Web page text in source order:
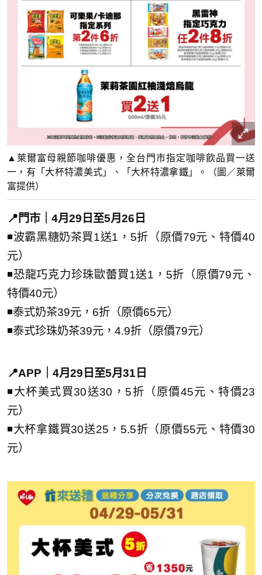
▲萊爾富母親節咖啡優惠，全台門市指定咖啡飲品買一送
一，有「大杯特濃美式」、「大杯特濃拿鐵」。（圖／萊爾
富提供）
📍門市｜4月29日至5月26日
◾波霸黑糖奶茶買1送1，5折（原價79元、特價40
元）
◾恐龍巧克力珍珠歐蕾買1送1，5折（原價79元、
特價40元）
◾泰式奶茶39元，6折（原價65元）
◾泰式珍珠奶茶39元，4.9折（原價79元）
📍APP｜4月29日至5月31日
◾大杯美式買30送30，5折（原價45元、特價23
元）
◾大杯拿鐵買30送25，5.5折（原價55元、特價30
元）